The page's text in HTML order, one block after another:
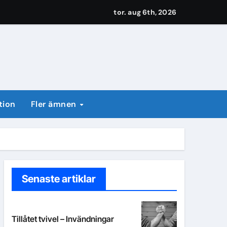
tor. aug 6th, 2026
Fler ämnen
Senaste artiklar
Tillåtet tvivel – Invändningar